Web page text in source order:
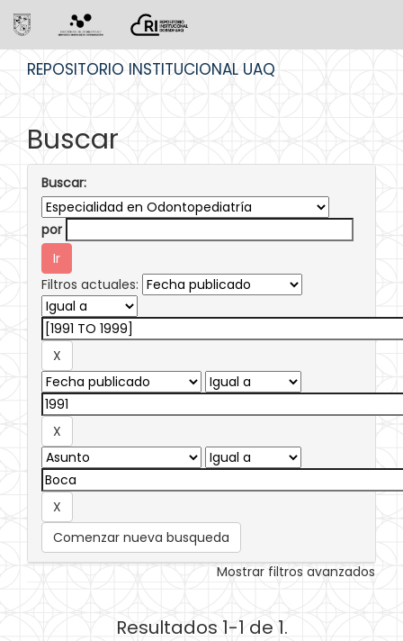
REPOSITORIO INSTITUCIONAL UAQ
Buscar
Buscar:
por
Filtros actuales:
Comenzar nueva busqueda
Mostrar filtros avanzados
Resultados 1-1 de 1.